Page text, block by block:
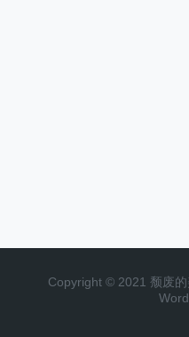
Copyright © 2021 颓废的